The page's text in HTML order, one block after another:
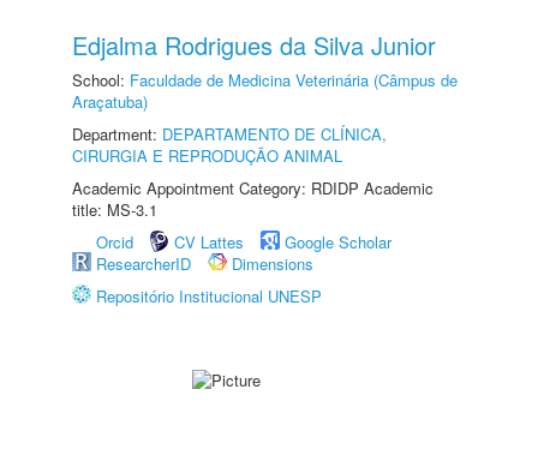
Edjalma Rodrigues da Silva Junior
School: Faculdade de Medicina Veterinária (Câmpus de
Araçatuba)
Department: DEPARTAMENTO DE CLÍNICA,
CIRURGIA E REPRODUÇÃO ANIMAL
Academic Appointment Category: RDIDP Academic
title: MS-3.1
Orcid
CV Lattes
Google Scholar
ResearcherID
Dimensions
Repositório Institucional UNESP